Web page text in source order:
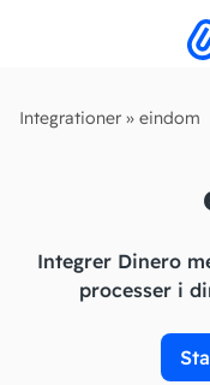
Integrationer » eindom
Integrer Dinero
processer i